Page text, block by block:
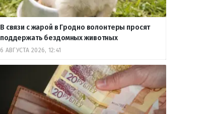
В связи с жарой в Гродно волонтеры просят
поддержать бездомных животных
6 АВГУСТА 2026, 12:41